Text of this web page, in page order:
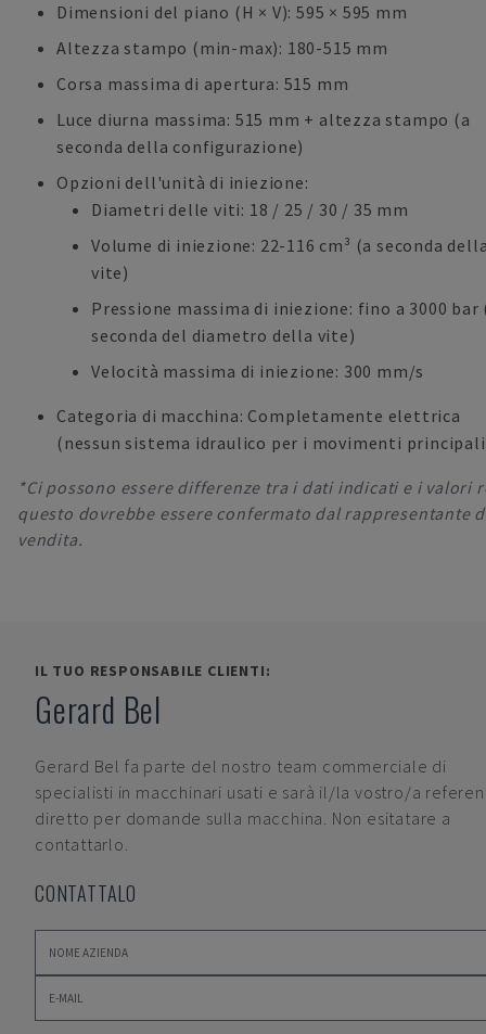
Dimensioni del piano (H × V): 595 × 595 mm
Altezza stampo (min-max): 180-515 mm
Corsa massima di apertura: 515 mm
Luce diurna massima: 515 mm + altezza stampo (a
seconda della configurazione)
Opzioni dell'unità di iniezione:
Diametri delle viti: 18 / 25 / 30 / 35 mm
Volume di iniezione: 22-116 cm³ (a seconda
vite)
Pressione massima di iniezione: fino a 3000 bar
seconda del diametro della vite)
Velocità massima di iniezione: 300 mm/s
Categoria di macchina: Completamente elettrica
(nessun sistema idraulico per i movimenti
*Ci possono essere differenze tra i dati indicati e i valori
questo dovrebbe essere confermato dal rappresentante
vendita.
IL TUO RESPONSABILE CLIENTI:
Gerard Bel
Gerard Bel fa parte del nostro team commerciale di
specialisti in macchinari usati e sarà il/la vostro/a
diretto per domande sulla macchina. Non esitatare a
contattarlo.
CONTATTALO